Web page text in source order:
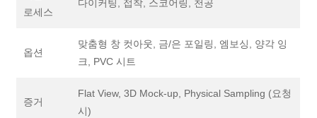
로세스
다이커팅, 접착, 스코어링, 천공
옵션
맞춤형 창 컷아웃, 금/은 포일링, 엠보싱, 양각 잉
크, PVC 시트
증거
Flat View, 3D Mock-up, Physical Sampling (요청
시)